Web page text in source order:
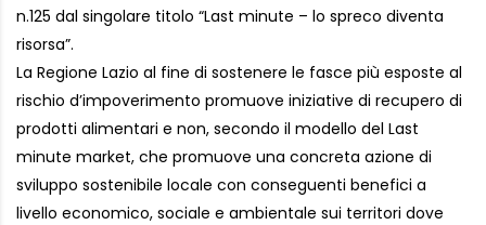
n.125 dal singolare titolo “Last minute – lo spreco diventa
risorsa”.
La Regione Lazio al fine di sostenere le fasce più esposte al
rischio d’impoverimento promuove iniziative di recupero di
prodotti alimentari e non, secondo il modello del Last
minute market, che promuove una concreta azione di
sviluppo sostenibile locale con conseguenti benefici a
livello economico, sociale e ambientale sui territori dove